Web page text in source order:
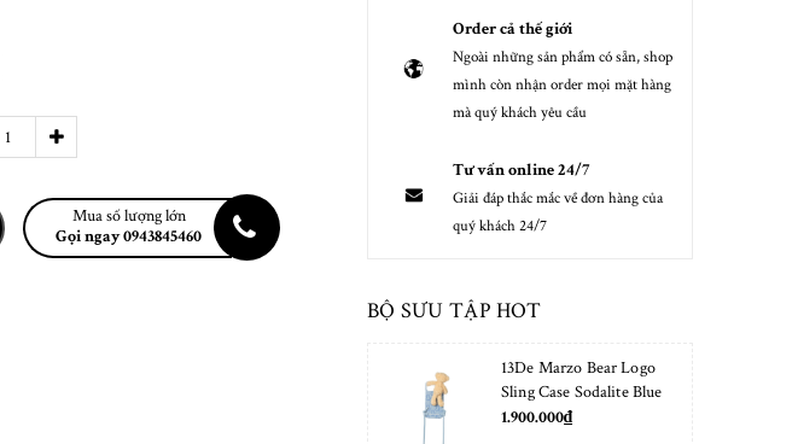
Mua số lượng lớn
Gọi ngay 0943845460
Order cả thế giới
Ngoài những sản phẩm có sẵn, shop
mình còn nhận order mọi mặt hàng
mà quý khách yêu cầu
Tư vấn online 24/7
Giải đáp thắc mắc về đơn hàng của
quý khách 24/7
BỘ SƯU TẬP HOT
13De Marzo Bear Logo
Sling Case Sodalite Blue
1.900.000₫